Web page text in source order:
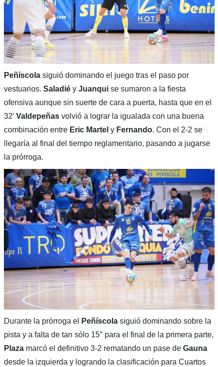
Peñíscola siguió dominando el juego tras el paso por
vestuarios. Saladié y Juanqui se sumaron a la fiesta
ofensiva aunque sin suerte de cara a puerta, hasta que en el
32′ Valdepeñas volvió a lograr la igualada con una buena
combinación entre Eric Martel y Fernando. Con el 2-2 se
llegaría al final del tiempo reglamentario, pasando a jugarse
la prórroga.
Durante la prórroga el Peñíscola siguió dominando sobre la
pista y a falta de tan sólo 15″ para el final de la primera parte,
Plaza marcó el definitivo 3-2 rematando un pase de Gauna
desde la izquierda y logrando la clasificación para Cuartos